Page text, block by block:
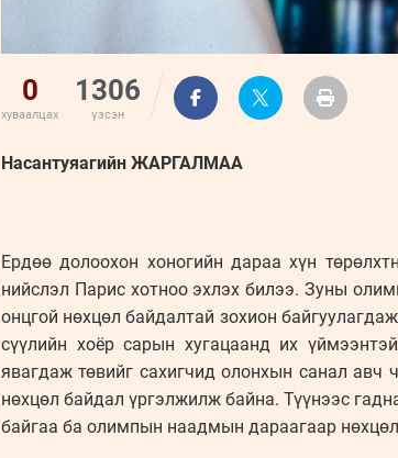
0
хуваалцах
1306
үзсэн
Насантуяагийн ЖАРГАЛМАА
Ердөө долоохон хоногийн дараа хүн
нийслэл Парис хотноо эхлэх билээ. Зуны
онцгой нөхцөл байдалтай зохион
сүүлийн хоёр сарын хугацаанд их
явагдаж төвийг сахигчид олонхын санал авч
нөхцөл байдал үргэлжилж байна. Түүнээс
байгаа ба олимпын наадмын дараагаар